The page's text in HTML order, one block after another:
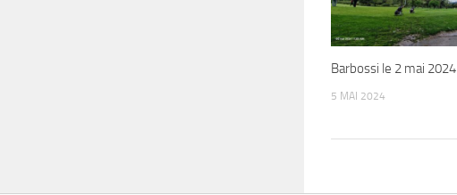
Barbossi le 2 mai 2024
5 MAI 2024